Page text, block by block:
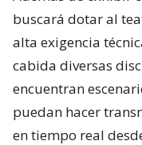
buscará dotar al
alta exigencia
cabida diversas
encuentran
puedan hacer
en tiempo real